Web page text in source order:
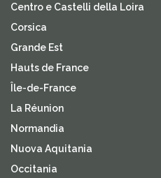
Centro e Castelli della Loira
Corsica
Grande Est
Hauts de France
Île-de-France
La Réunion
Normandia
Nuova Aquitania
Occitania